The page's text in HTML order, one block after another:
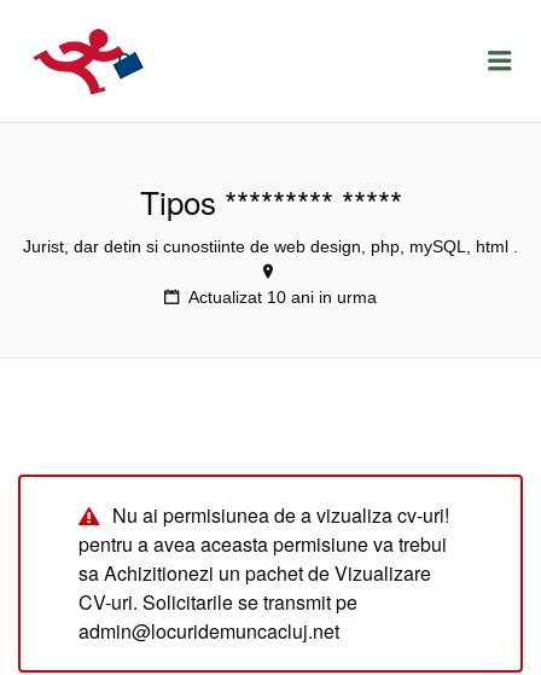
LOCURIDEMUNCACLUJ.NET
Tipos ********* *****
Jurist, dar detin si cunostiinte de web design, php, mySQL, html .
Actualizat 10 ani in urma
Nu ai permisiunea de a vizualiza cv-uri!
pentru a avea aceasta permisiune va trebui
sa Achizitionezi un pachet de Vizualizare
CV-uri. Solicitarile se transmit pe
admin@locuridemuncacluj.net